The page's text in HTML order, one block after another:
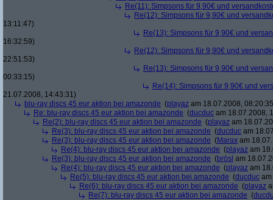
Re(11): Simpsons für 9,90€ und
Re(12): Simpsons für 9,90€ und
13:11:47)
Re(13): Simpsons für 9,90€ und
16:32:59)
Re(12): Simpsons für 9,90€ und
22:51:53)
Re(13): Simpsons für 9,90€ und
00:33:15)
Re(14): Simpsons für 9,90€ und
21.07.2008, 14:43:31)
blu-ray discs 45 eur aktion bei amazonde (playaz am 18.07.2008,
Re: blu-ray discs 45 eur aktion bei amazonde (ducduc am 18.07.2008,
Re(2): blu-ray discs 45 eur aktion bei amazonde (playaz am
Re(3): blu-ray discs 45 eur aktion bei amazonde (ducduc am
Re(3): blu-ray discs 45 eur aktion bei amazonde (Marax am
Re(4): blu-ray discs 45 eur aktion bei amazonde (playaz am
Re(3): blu-ray discs 45 eur aktion bei amazonde (brösl am
Re(4): blu-ray discs 45 eur aktion bei amazonde (playaz am
Re(5): blu-ray discs 45 eur aktion bei amazonde (ducduc
Re(6): blu-ray discs 45 eur aktion bei amazonde (playaz
Re(7): blu-ray discs 45 eur aktion bei amazonde (